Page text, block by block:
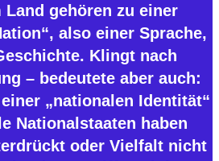
Land gehören zu einer
also einer Sprache,
Klingt nach
– bedeutete aber auch:
„nationalen Identität“
Nationalstaaten haben
oder Vielfalt nicht